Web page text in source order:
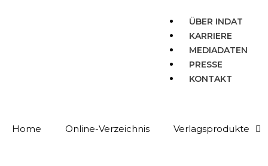
ÜBER INDAT
KARRIERE
MEDIADATEN
PRESSE
KONTAKT
Home Online-Verzeichnis Verlagsprodukte